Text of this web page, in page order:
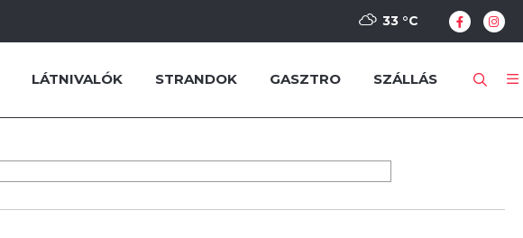
33 °C
LÁTNIVALÓK STRANDOK GASZTRO SZÁLLÁS